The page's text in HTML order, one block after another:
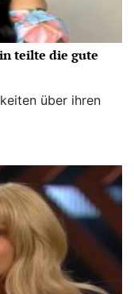
teilte die gute
über ihren